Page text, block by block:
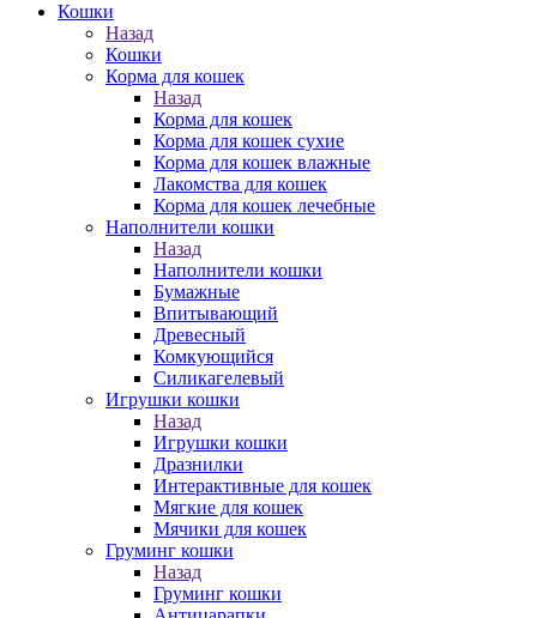
Кошки
Назад
Кошки
Корма для кошек
Назад
Корма для кошек
Корма для кошек сухие
Корма для кошек влажные
Лакомства для кошек
Корма для кошек лечебные
Наполнители кошки
Назад
Наполнители кошки
Бумажные
Впитывающий
Древесный
Комкующийся
Силикагелевый
Игрушки кошки
Назад
Игрушки кошки
Дразнилки
Интерактивные для кошек
Мягкие для кошек
Мячики для кошек
Груминг кошки
Назад
Груминг кошки